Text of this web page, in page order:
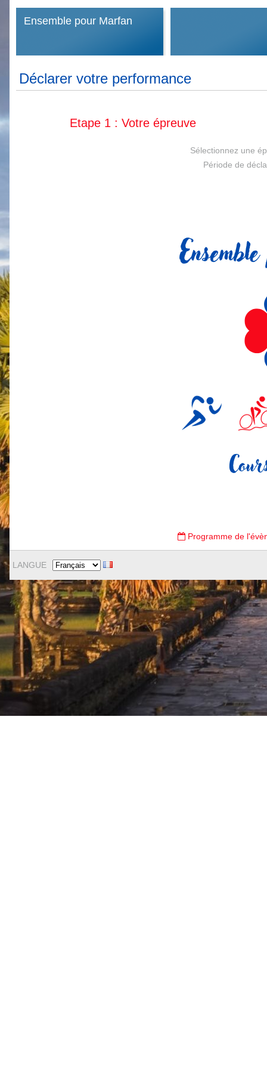
Ensemble pour Marfan
Déclarer votre performance
Etape 1 : Votre épreuve
Sélectionnez une
Période de
Programme de
LANGUE